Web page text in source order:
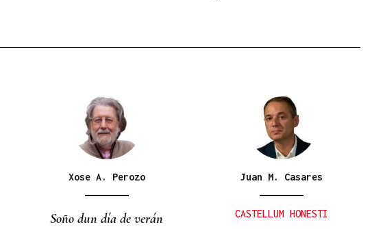
Xose A. Perozo
Soño dun día de verán
Juan M. Casares
CASTELLUM HONESTI